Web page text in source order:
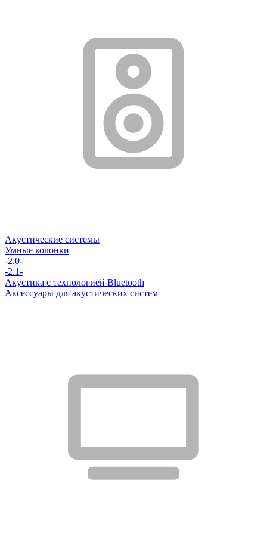
Акустические системы
Умные колонки
-2.0-
-2.1-
Акустика с технологией Bluetooth
Аксессуары для акустических систем